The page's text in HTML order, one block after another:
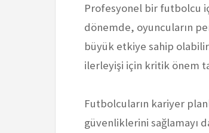
Profesyonel bir futbolcu
dönemde, oyuncuların
büyük etkiye sahip
ilerleyişi için kritik önem
Futbolcuların kariyer
güvenliklerini sağlamayı